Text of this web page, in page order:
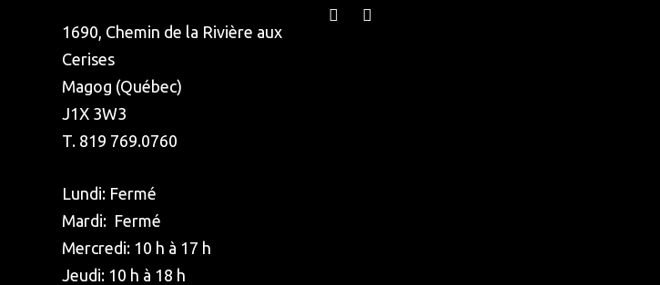
1690, Chemin de la Rivière aux
Cerises
Magog (Québec)
J1X 3W3
T. 819 769.0760
Lundi: Fermé
Mardi: Fermé
Mercredi: 10 h à 17 h
Jeudi: 10 h à 18 h